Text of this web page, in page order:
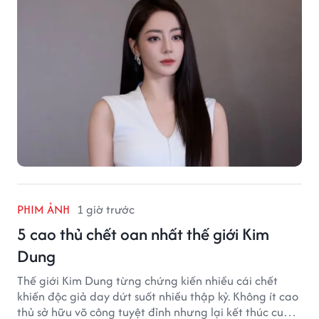
PHIM ẢNH 1 giờ trước
5 cao thủ chết oan nhất thế giới Kim
Dung
Thế giới Kim Dung từng chứng kiến nhiều cái chết
khiến độc giả day dứt suốt nhiều thập kỷ. Không ít cao
thủ sở hữu võ công tuyệt đỉnh nhưng lại kết thúc cuộc